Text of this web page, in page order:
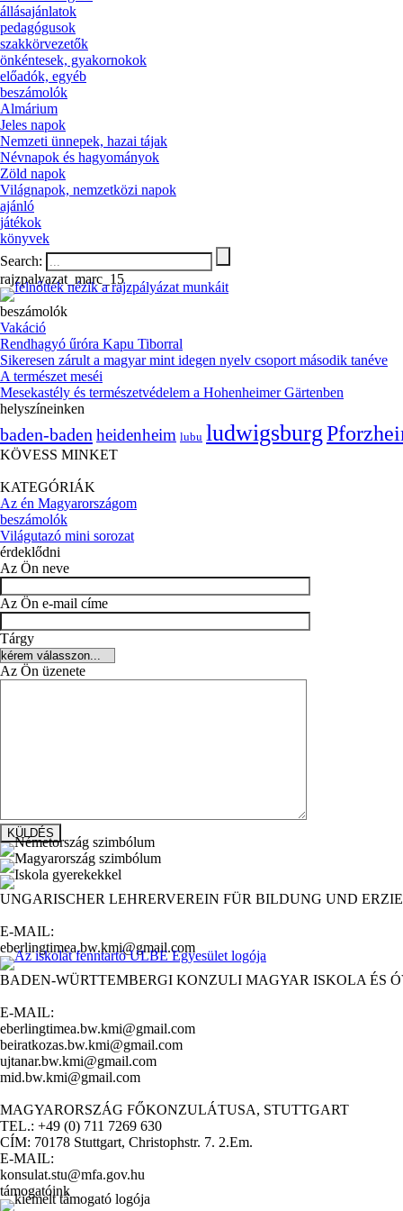
állásajánlatok
pedagógusok
szakkörvezetők
önkéntesek, gyakornokok
előadók, egyéb
beszámolók
Almárium
Jeles napok
Nemzeti ünnepek, hazai tájak
Névnapok és hagyományok
Zöld napok
Világnapok, nemzetközi napok
ajánló
játékok
könyvek
Search:
rajzpalyazat_marc_15
beszámolók
Vakáció
Rendhagyó űróra Kapu Tiborral
Sikeresen zárult a magyar mint idegen nyelv csoport második tanéve
A természet meséi
Mesekastély és természetvédelem a Hohenheimer Gärtenben
helyszíneinken
baden-baden heidenheim lubu ludwigsburg
KÖVESS MINKET
KATEGÓRIÁK
Az én Magyarországom
beszámolók
Világutazó mini sorozat
érdeklődni
Az Ön neve
Az Ön e-mail címe
Tárgy
Az Ön üzenete
UNGARISCHER LEHRERVEREIN FÜR BILDUNG UND
E-MAIL:
eberlingtimea.bw.kmi@gmail.com
BADEN-WÜRTTEMBERGI KONZULI MAGYAR ISKOLA ÉS
E-MAIL:
eberlingtimea.bw.kmi@gmail.com
beiratkozas.bw.kmi@gmail.com
ujtanar.bw.kmi@gmail.com
mid.bw.kmi@gmail.com
MAGYARORSZÁG FŐKONZULÁTUSA, STUTTGART
TEL.: +49 (0) 711 7269 630
CÍM: 70178 Stuttgart, Christophstr. 7. 2.Em.
E-MAIL:
konsulat.stu@mfa.gov.hu
támogatóink